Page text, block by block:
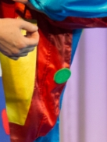
«Ровесник»
Светлана